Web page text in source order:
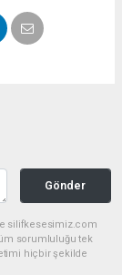
Gönder
silifkesesimiz.com
sorumluluğu tek
hiçbir şekilde